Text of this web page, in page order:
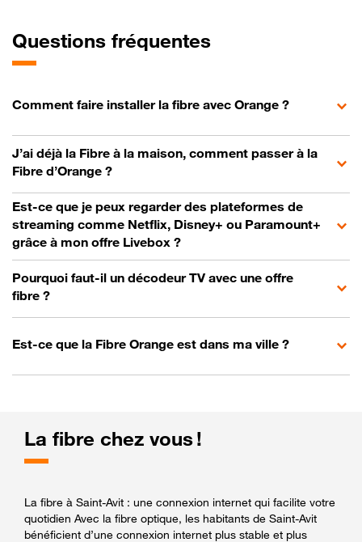
Questions fréquentes
Comment faire installer la fibre avec Orange ?
J’ai déjà la Fibre à la maison, comment passer à la
Fibre d’Orange ?
Est-ce que je peux regarder des plateformes de
streaming comme Netflix, Disney+ ou Paramount+
grâce à mon offre Livebox ?
Pourquoi faut-il un décodeur TV avec une offre
fibre ?
Est-ce que la Fibre Orange est dans ma ville ?
La fibre chez vous !
La fibre à Saint-Avit : une connexion internet qui facilite votre
quotidien Avec la fibre optique, les habitants de Saint-Avit
bénéficient d’une connexion internet plus stable et plus